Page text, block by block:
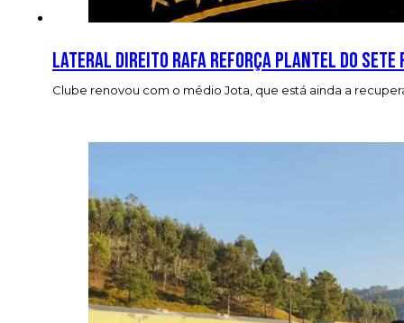
Lateral direito Rafa reforça plantel do Sete
Clube renovou com o médio Jota, que está ainda a